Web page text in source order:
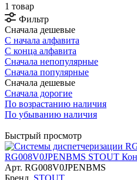
1 товар
Фильтр
Сначала дешевые
С начала алфавита
С конца алфавита
Сначала непопулярные
Сначала популярные
Сначала дешевые
Сначала дорогие
По возрастанию наличия
По убыванию наличия
Быстрый просмотр
RG008V0JPENBMS STOUT
Арт. RG008V0JPENBMS
Бренд STOUT